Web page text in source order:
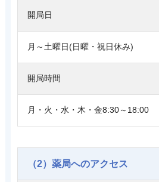
開局日
月～土曜日(日曜・祝日休み)
開局時間
月・火・水・木・金8:30～18:00
（2）薬局へのアクセス